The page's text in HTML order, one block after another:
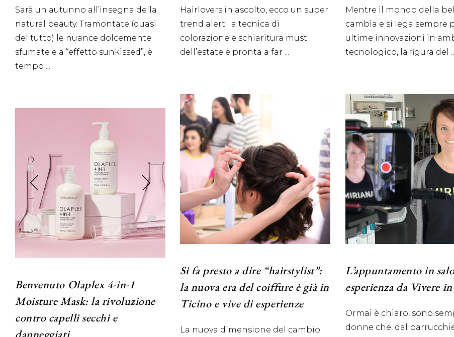
Sarà un autunno all’insegna della
natural beauty. Tramontate (quasi
del tutto) le nuance dolcemente
sfumate e a “effetto sunkissed”, è
tempo
Hairlovers in ascolto, ecco un super
trend alert: la tecnica di
colorazione e schiaritura must
dell’estate è pronta a far
Mentre il mondo della
cambia e si lega sempre
ultime innovazioni in
tecnologico, la figura del
Si fa presto a dire “hairstylist”:
la nuova era del coiffure è già in
Ticino e vive di esperienze
La nuova dimensione del cambio
L’appuntamento in
esperienza da Vivere
Ormai è chiaro, sono
donne che, dal
Benvenuto Olaplex 4-in-1
Moisture Mask: la rivoluzione
contro capelli secchi e
danneggiati